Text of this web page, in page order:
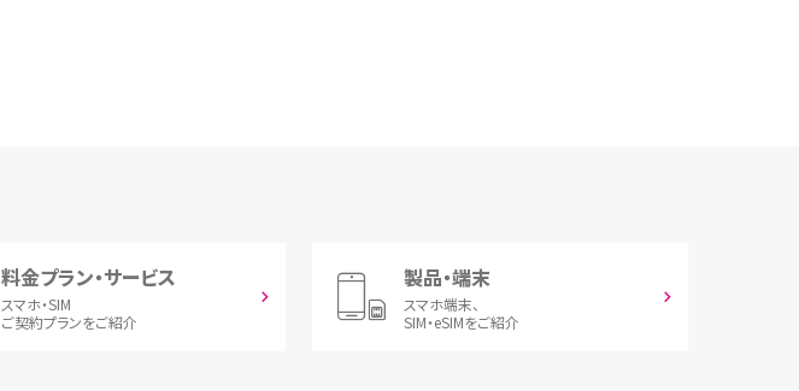
料金プラン・サービス
スマホ・SIM
ご契約プランをご紹介
製品・端末
スマホ端末、
SIM・eSIMをご紹介